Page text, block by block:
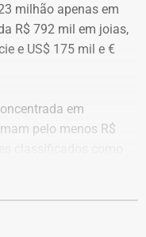
milhão apenas em
R$ 792 mil em joias,
e US$ 175 mil e €
em
pelo menos R$
aparecem na
declarada por